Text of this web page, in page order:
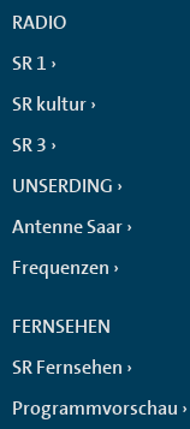
RADIO
SR 1
SR kultur
SR 3
UNSERDING
Antenne Saar
Frequenzen
FERNSEHEN
SR Fernsehen
Programmvorschau